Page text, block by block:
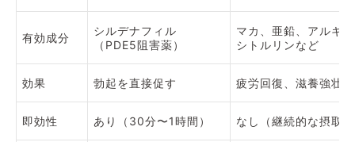
有効成分
シルデナフィル
（PDE5阻害薬）
マカ、亜鉛、アルギ
シトルリンなど
効果 勃起を直接促す 疲労回復、滋養強壮
即効性 あり（30分〜1時間） なし（継続的な摂取